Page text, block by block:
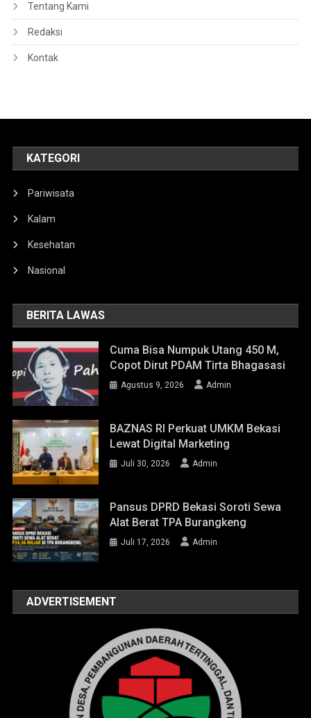
Tentang Kami
Redaksi
Kontak
KATEGORI
Pariwisata
Kalam
Kesehatan
Nasional
BERITA LAWAS
Cuma Bisa Numpuk Utang 450 M,
Copot Dirut PDAM Tirta Bhagasasi
Agustus 9, 2026 Admin
BAZNAS RI Perkuat UMKM Bekasi
Lewat Digital Marketing
Juli 30, 2026 Admin
Pansus DPRD Bekasi Soroti Sewa
Alat Berat TPA Burangkeng
Juli 17, 2026 Admin
ADVERTISEMENT